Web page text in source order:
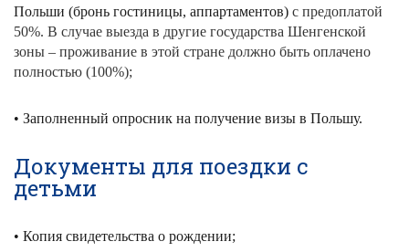
Польши (бронь гостиницы, аппартаментов) с предоплатой
50%. В случае выезда в другие государства Шенгенской
зоны – проживание в этой стране должно быть оплачено
полностью (100%);
• Заполненный опросник на получение визы в Польшу.
Документы для поездки с
детьми
• Копия свидетельства о рождении;